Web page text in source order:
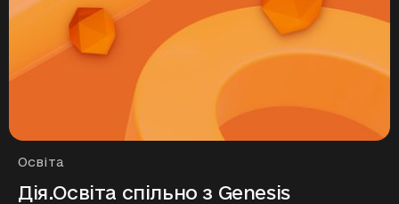
Рубрики
Освіта
Дія.Освіта спільно з Genesis